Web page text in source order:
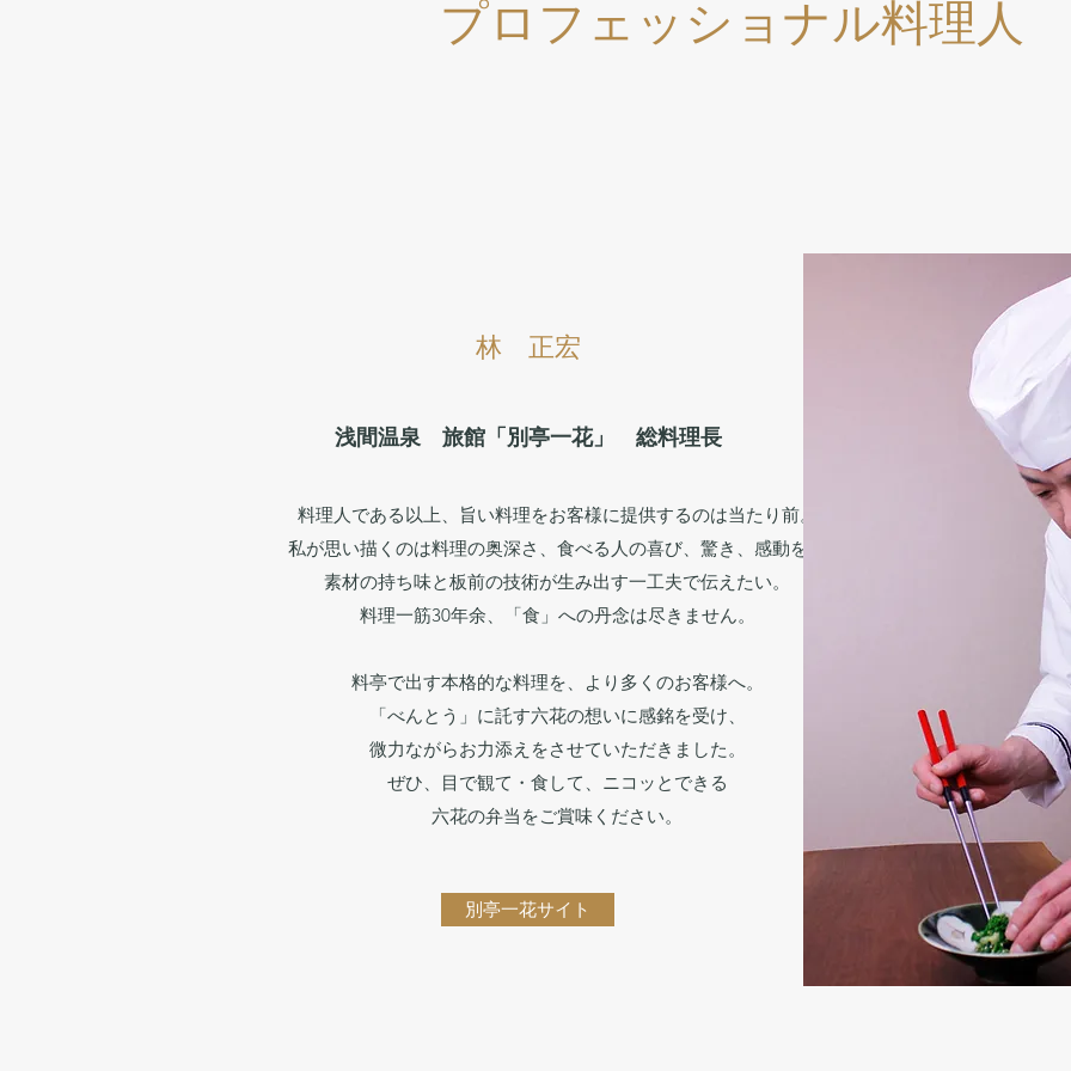
プロフェッショナル料理人
林 正宏
浅間温泉 旅館「別亭一花」 総料理長
料理人である以上、旨い料理をお客様に提供するのは当たり前。
私が思い描くのは料理の奥深さ、食べる人の喜び、驚き、感動を、
素材の持ち味と板前の技術が生み出す一工夫で伝えたい。
料理一筋30年余、「食」への丹念は尽きません。
料亭で出す本格的な料理を、より多くのお客様へ。
「べんとう」に託す六花の想いに感銘を受け、
微力ながらお力添えをさせていただきました。
ぜひ、目で観て・食して、ニコッとできる
六花の弁当をご賞味ください。
別亭一花サイト